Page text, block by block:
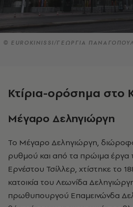
© EUROKINISSI/ΓΕΩΡΓΙΑ
Κτίρια-ορόσημα στο
Μέγαρο Δεληγιώργη
Το Μέγαρο Δεληγιώργη, διώροφο εκλεκτικιστικού
ρυθμού και από τα πρώιμα έργα
Ερνέστου Τσίλλερ, χτίστηκε το
κατοικία του Λεωνίδα
πρωθυπουργού Επαμεινώνδα